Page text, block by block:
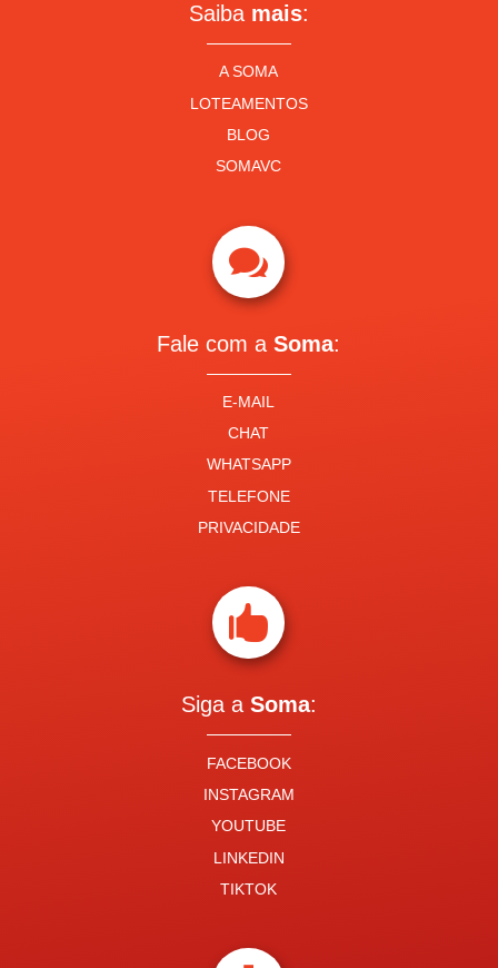
Saiba mais:
A SOMA
LOTEAMENTOS
BLOG
SOMAVC

Fale com aSoma:
E-MAIL
CHAT
WHATSAPP
TELEFONE
PRIVACIDADE

Siga a Soma:
FACEBOOK
INSTAGRAM
YOUTUBE
LINKEDIN
TIKTOK